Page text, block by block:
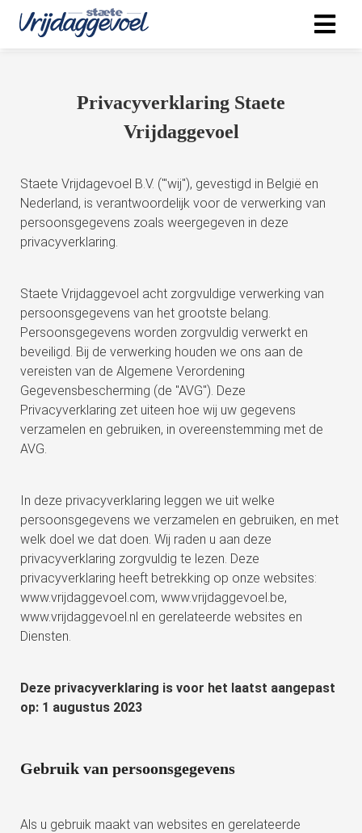
Privacyverklaring Staete
Vrijdaggevoel
Staete Vrijdagevoel B.V. ('''wij''), gevestigd in België en
Nederland, is verantwoordelijk voor de verwerking van
persoonsgegevens zoals weergegeven in deze
privacyverklaring.
Staete Vrijdaggevoel acht zorgvuldige verwerking van
persoonsgegevens van het grootste belang.
Persoonsgegevens worden zorgvuldig verwerkt en
beveiligd. Bij de verwerking houden we ons aan de
vereisten van de Algemene Verordening
Gegevensbescherming (de "AVG"). Deze
Privacyverklaring zet uiteen hoe wij uw gegevens
verzamelen en gebruiken, in overeenstemming met de
AVG.
In deze privacyverklaring leggen we uit welke
persoonsgegevens we verzamelen en gebruiken, en met
welk doel we dat doen. Wij raden u aan deze
privacyverklaring zorgvuldig te lezen. Deze
privacyverklaring heeft betrekking op onze websites:
www.vrijdaggevoel.com, www.vrijdaggevoel.be,
www.vrijdaggevoel.nl en gerelateerde websites en
Diensten.
Deze privacyverklaring is voor het laatst aangepast
op: 1 augustus 2023
Gebruik van persoonsgegevens
Als u gebruik maakt van websites en gerelateerde